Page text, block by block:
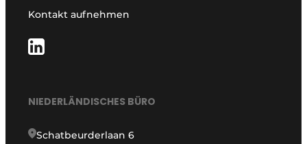
Kontakt aufnehmen
NIEDERLÄNDISCHES BÜRO
Schatbeurderlaan 6